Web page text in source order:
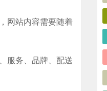
网站内容需要随着
服务、品牌、配送